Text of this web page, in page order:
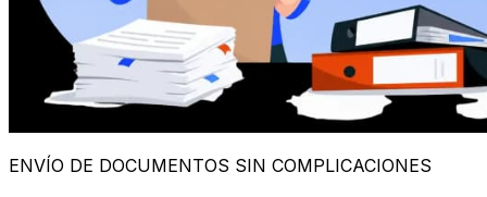
ENVÍO DE DOCUMENTOS SIN COMPLICACIONES